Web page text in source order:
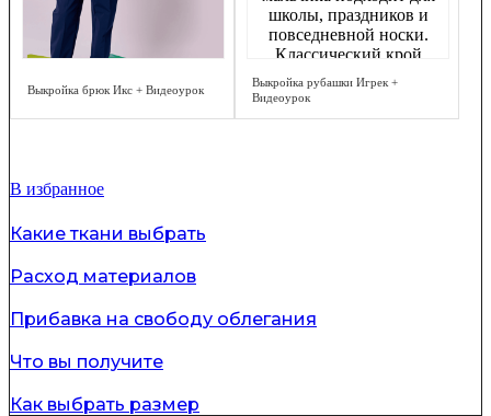
Выкройка брюк Икс + Видеоурок
Выкройка рубашки Игрек +
Видеоурок
В избранное
Какие ткани выбрать
Расход материалов
Прибавка на свободу облегания
Что вы получите
Как выбрать размер